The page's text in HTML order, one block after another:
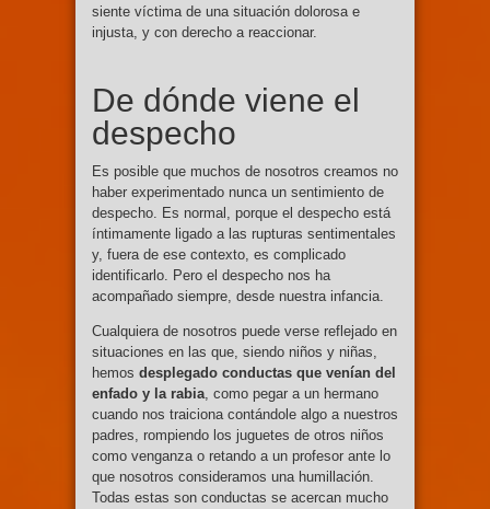
siente víctima de una situación dolorosa e
injusta, y con derecho a reaccionar.
De dónde viene el
despecho
Es posible que muchos de nosotros creamos no
haber experimentado nunca un sentimiento de
despecho. Es normal, porque el despecho está
íntimamente ligado a las rupturas sentimentales
y, fuera de ese contexto, es complicado
identificarlo. Pero el despecho nos ha
acompañado siempre, desde nuestra infancia.
Cualquiera de nosotros puede verse reflejado en
situaciones en las que, siendo niños y niñas,
hemos desplegado conductas que venían del
enfado y la rabia , como pegar a un hermano
cuando nos traiciona contándole algo a nuestros
padres, rompiendo los juguetes de otros niños
como venganza o retando a un profesor ante lo
que nosotros consideramos una humillación.
Todas estas son conductas se acercan mucho